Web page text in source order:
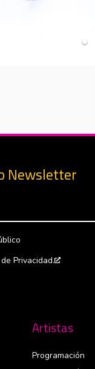
Newsletter
Privacidad.
Artistas
Programación